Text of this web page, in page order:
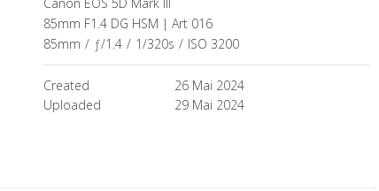
85mm F1.4 DG HSM | Art 016
85mm / ƒ/1.4 / 1/320s / ISO 3200
Created
26 Mai 2024
Uploaded
29 Mai 2024